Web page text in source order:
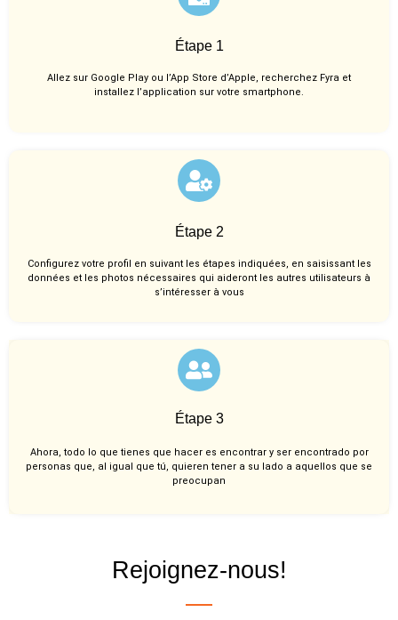
Étape 1
Allez sur Google Play ou l’App Store d’Apple, recherchez Fyra et
installez l’application sur votre smartphone.
Étape 2
Configurez votre profil en suivant les étapes indiquées, en saisissant les
données et les photos nécessaires qui aideront les autres utilisateurs à
s’intéresser à vous
Étape 3
Ahora, todo lo que tienes que hacer es encontrar y ser encontrado por
personas que, al igual que tú, quieren tener a su lado a aquellos que se
preocupan
Rejoignez-nous!